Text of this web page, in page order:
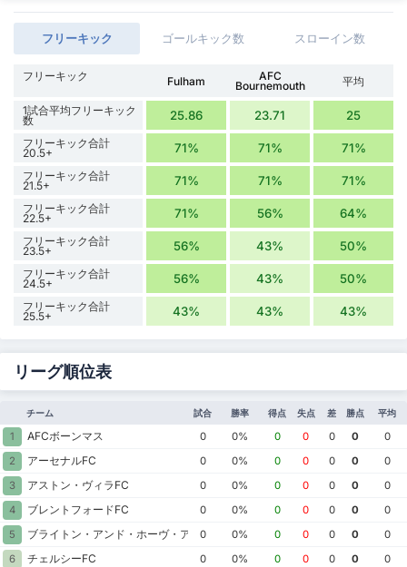
フリーキック ゴールキック数 スローイン数
フリーキック Fulham AFC
Bournemouth 平均
1試合平均フリーキック
数 25.86 23.71 25
フリーキック合計
20.5+ 71% 71% 71%
フリーキック合計
21.5+ 71% 71% 71%
フリーキック合計
22.5+ 71% 56% 64%
フリーキック合計
23.5+ 56% 43% 50%
フリーキック合計
24.5+ 56% 43% 50%
フリーキック合計
25.5+ 43% 43% 43%
リーグ順位表
チーム 試合 勝率 得点 失点 差 勝点 平均
1 AFCボーンマス 0 0% 0 0 0 0
0
2
アーセナルFC 0 0% 0 0 0 0
0
3
アストン・ヴィラFC 0 0% 0 0 0 0
0
4
ブレントフォードFC 0 0% 0 0 0 0
0
5
ブライトン・アンド・ホーヴ・アルビオンFC
0 0% 0 0 0 0
0
6
チェルシーFC 0 0% 0 0 0 0
0